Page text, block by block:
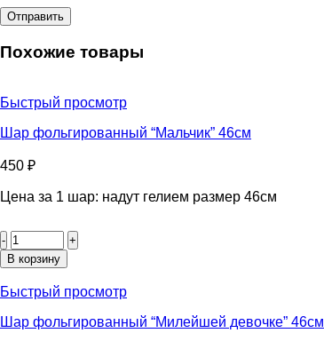
Похожие товары
Быстрый просмотр
Шар фольгированный “Мальчик” 46см
450 ₽
Цена за 1 шар: надут гелием размер 46см
товара
Шар
“Мальчик”
В корзину
Быстрый просмотр
Шар фольгированный “Милейшей девочке” 46см